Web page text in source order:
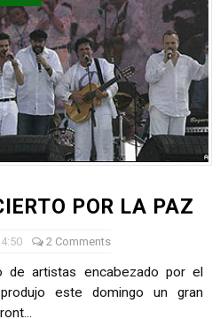
MEDITACION
INFLUYENTES DE LA
POR LA PAZ
4:50 2 Comments
de artistas encabezado por el
este domingo un gran